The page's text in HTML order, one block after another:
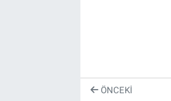
ÖNCEKI